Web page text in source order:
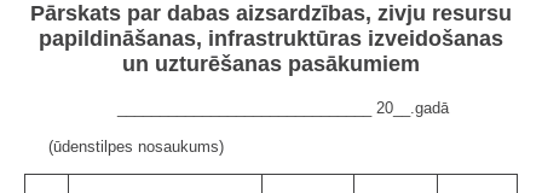
Pārskats par dabas aizsardzības, zivju resursu
papildināšanas, infrastruktūras izveidošanas
un uzturēšanas pasākumiem
______________________________ 20__.gadā
(ūdenstilpes nosaukums)